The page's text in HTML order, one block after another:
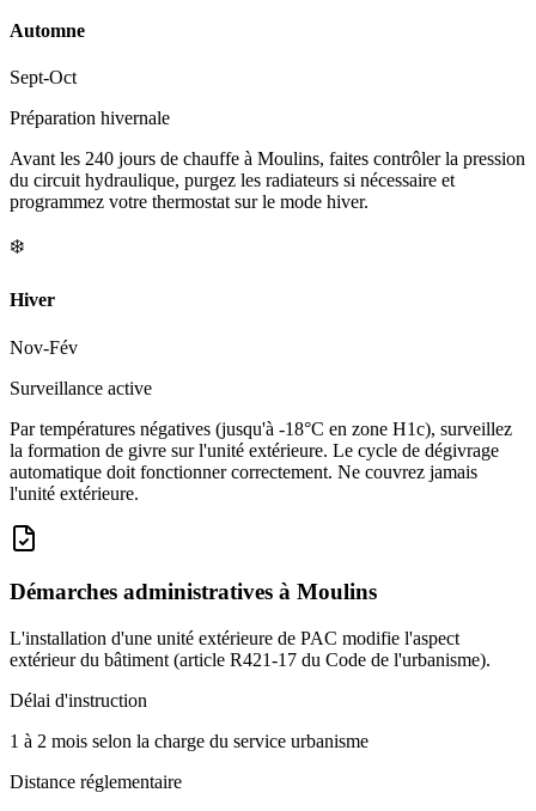
Automne
Sept-Oct
Préparation hivernale
Avant les 240 jours de chauffe à Moulins, faites contrôler la pression
du circuit hydraulique, purgez les radiateurs si nécessaire et
programmez votre thermostat sur le mode hiver.
❄️
Hiver
Nov-Fév
Surveillance active
Par températures négatives (jusqu'à -18°C en zone H1c), surveillez
la formation de givre sur l'unité extérieure. Le cycle de dégivrage
automatique doit fonctionner correctement. Ne couvrez jamais
l'unité extérieure.
Démarches administratives à Moulins
L'installation d'une unité extérieure de PAC modifie l'aspect
extérieur du bâtiment (article R421-17 du Code de l'urbanisme).
Délai d'instruction
1 à 2 mois selon la charge du service urbanisme
Distance réglementaire